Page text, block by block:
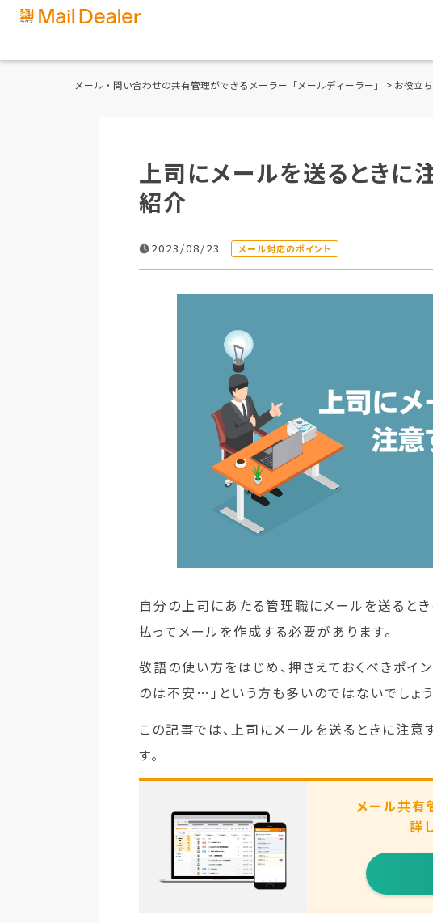
メール・問い合わせの共有管理ができるメーラー「メールディーラー」 > お役立
上司にメールを送るときに
紹介
2023/08/23 メール対応のポイント
自分の上司にあたる管理職にメールを送ると
払ってメールを作成する必要があります。
敬語の使い方をはじめ、押さえておくべきポイ
のは不安…」という方も多いのではないでしょう
この記事では、上司にメールを送るときに注
す。
メール共有
詳